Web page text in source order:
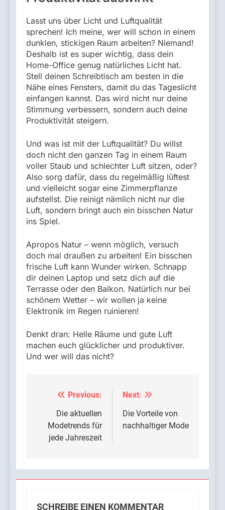
Lasst uns über Licht und Luftqualität
sprechen! Ich meine, wer will schon in einem
dunklen, stickigen Raum arbeiten? Niemand!
Deshalb ist es super wichtig, dass dein
Home-Office genug natürliches Licht hat.
Stell deinen Schreibtisch am besten in die
Nähe eines Fensters, damit du das Tageslicht
einfangen kannst. Das wird nicht nur deine
Stimmung verbessern, sondern auch deine
Produktivität steigern.
Und was ist mit der Luftqualität? Du willst
doch nicht den ganzen Tag in einem Raum
voller Staub und schlechter Luft sitzen, oder?
Also sorg dafür, dass du regelmäßig lüftest
und vielleicht sogar eine Zimmerpflanze
aufstellst. Die reinigt nämlich nicht nur die
Luft, sondern bringt auch ein bisschen Natur
ins Spiel.
Apropos Natur – wenn möglich, versuch
doch mal draußen zu arbeiten! Ein bisschen
frische Luft kann Wunder wirken. Schnapp
dir deinen Laptop und setz dich auf die
Terrasse oder den Balkon. Natürlich nur bei
schönem Wetter – wir wollen ja keine
Elektronik im Regen ruinieren!
Denkt dran: Helle Räume und gute Luft
machen euch glücklicher und produktiver.
Und wer will das nicht?
Beitragsnavigation
Previous:
Die aktuellen
Modetrends für
jede Jahreszeit
Next:
Die Vorteile von
nachhaltiger Mode
SCHREIBE EINEN KOMMENTAR